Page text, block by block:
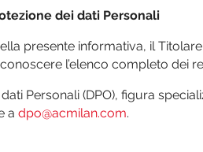
dei dati Personali
presente informativa, il
l’elenco completo dei
Personali (DPO), figura
a dpo@acmilan.com.